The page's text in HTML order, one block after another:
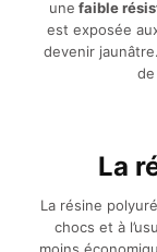
une faible
est exposée
devenir
La
La résine
chocs et à